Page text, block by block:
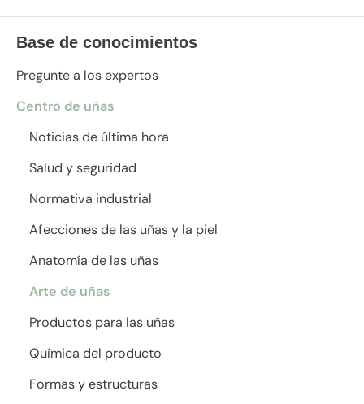
Base de conocimientos
Pregunte a los expertos
Centro de uñas
Noticias de última hora
Salud y seguridad
Normativa industrial
Afecciones de las uñas y la piel
Anatomía de las uñas
Arte de uñas
Productos para las uñas
Química del producto
Formas y estructuras